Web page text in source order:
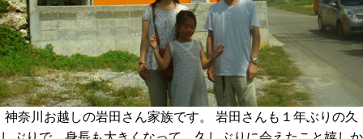
神奈川お越しの岩田さん家族です。 岩田さんも１年ぶりの久